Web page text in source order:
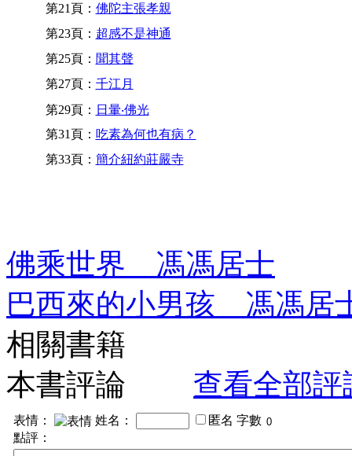
第21頁： 佛陀主張孝親
第23頁： 超感不是神通
第25頁： 聞其聲
第27頁： 千江月
第29頁： 日暈‧佛光
第31頁： 吃素為何也有病？
第33頁： 簡介紐約莊嚴寺
佛乘世界 馮馮居士
巴西來的小男孩 馮馮居
相關書籍
本書評論
查看全部評
表情： 姓名： 匿名 字數
點評：